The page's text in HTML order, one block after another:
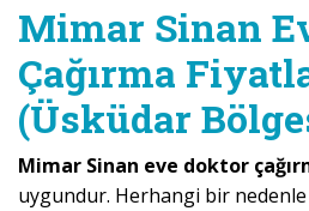
Mimar Sinan
Çağırma
(Üsküdar
Mimar Sinan eve doktor
uygundur. Herhangi bir